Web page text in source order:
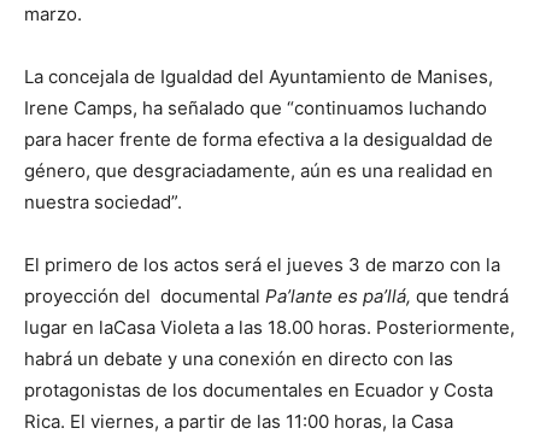
marzo.
La concejala de Igualdad del Ayuntamiento de Manises,
Irene Camps, ha señalado que “continuamos luchando
para hacer frente de forma efectiva a la desigualdad de
género, que desgraciadamente, aún es una realidad en
nuestra sociedad”.
El primero de los actos será el jueves 3 de marzo con la
proyección del documental Pa’lante es pa’llá, que tendrá
lugar en laCasa Violeta a las 18.00 horas. Posteriormente,
habrá un debate y una conexión en directo con las
protagonistas de los documentales en Ecuador y Costa
Rica. El viernes, a partir de las 11:00 horas, la Casa